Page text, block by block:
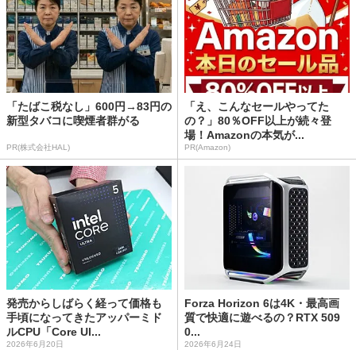
「たばこ税なし」600円→83円の
新型タバコに喫煙者群がる
PR(株式会社HAL)
「え、こんなセールやってた
の？」80％OFF以上が続々登
場！Amazonの本気が...
PR(Amazon)
発売からしばらく経って価格も
手頃になってきたアッパーミド
ルCPU「Core Ul...
2026年6月20日
Forza Horizon 6は4K・最高画
質で快適に遊べるの？RTX 509
0...
2026年6月24日